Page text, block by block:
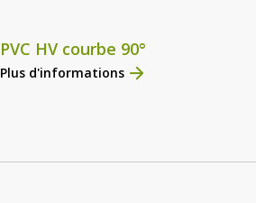
PVC HV courbe 90°
Plus d'informations